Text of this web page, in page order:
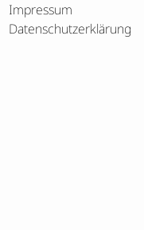
Impressum
Datenschutzerklärung